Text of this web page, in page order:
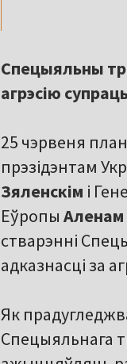
Спецыяльны
агрэсію
25 чэрвеня
прэзідэнтам
Зяленскім і
Еўропы Аленам
стварэнні
адказнасці за
Як
Спецыяльнага